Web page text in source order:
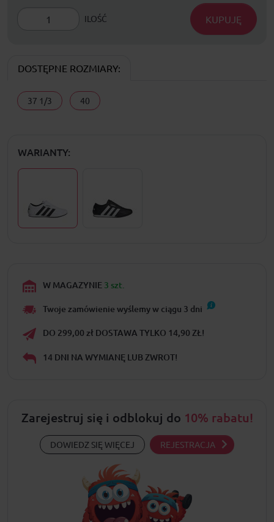
ILOŚĆ KUPUJĘ
DOSTĘPNE ROZMIARY:
37 1/3 40
WARIANTY:
W MAGAZYNIE 3 szt.
Twoje zamówienie wyślemy w ciągu 3 dni
DO 299,00 zł DOSTAWA TYLKO 14,90 ZŁ!
14 DNI NA WYMIANĘ LUB ZWROT!
Zarejestruj się i odblokuj do 10% rabatu!
DOWIEDZ SIĘ WIĘCEJ REJESTRACJA